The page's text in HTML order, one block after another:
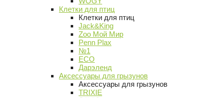
Клетки для птиц
Клетки для птиц
Jack&King
Zoo Мой Мир
Penn Plax
№1
ECO
Дарэленд
Аксессуары для грызунов
Аксессуары для грызунов
TRIXIE